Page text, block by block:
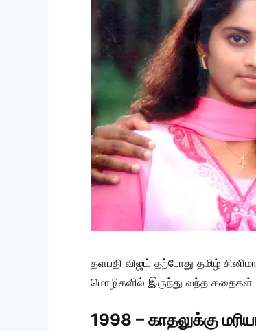
தளபதி விஜய் தற்போது தமிழ்
மொழிகளில் இருந்து வந்த கதைகள்
1998 – காதலுக்கு